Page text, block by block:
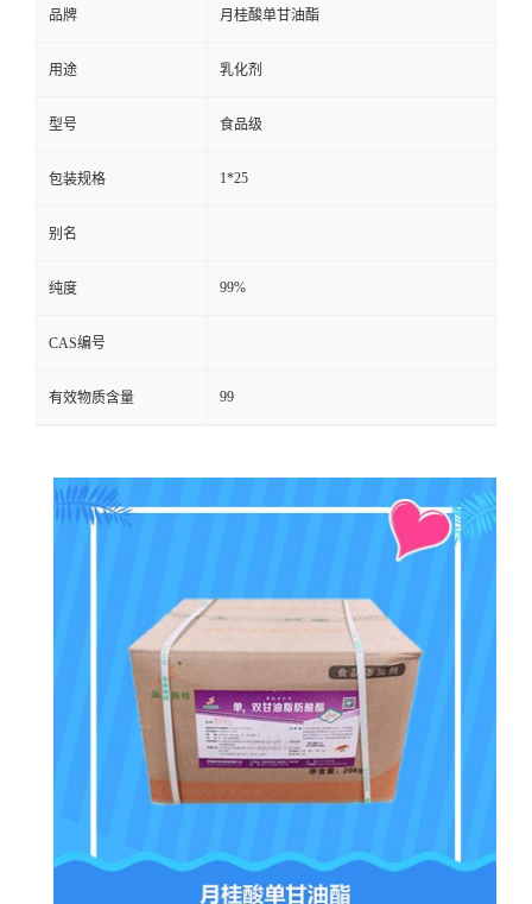
品牌 月桂酸单甘油酯
用途 乳化剂
型号 食品级
包装规格 1*25
别名
纯度 99%
CAS编号
有效物质含量 99